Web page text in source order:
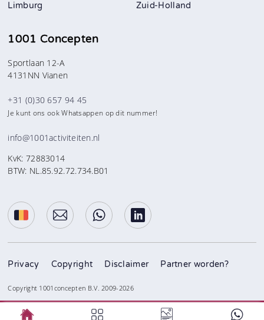
Limburg
Zuid-Holland
1001 Concepten
Sportlaan 12-A
4131NN Vianen
+31 (0)30 657 94 45
Je kunt ons ook Whatsappen op dit nummer!
info@1001activiteiten.nl
KvK: 72883014
BTW: NL.85.92.72.734.B01
Copyright 1001concepten B.V. 2009-2026
Privacy Copyright Disclaimer Partner worden?